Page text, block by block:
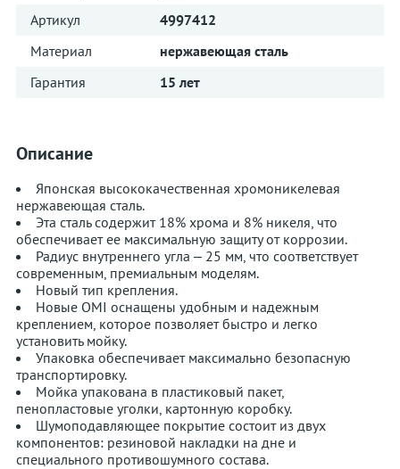
Артикул
4997412
Материал
нержавеющая сталь
Гарантия
15 лет
Описание
Японская высококачественная хромоникелевая
нержавеющая сталь.
Эта сталь содержит 18% хрома и 8% никеля, что
обеспечивает ее максимальную защиту от коррозии.
Радиус внутреннего угла – 25 мм, что соответствует
современным, премиальным моделям.
Новый тип крепления.
Новые OMI оснащены удобным и надежным
креплением, которое позволяет быстро и легко
установить мойку.
Упаковка обеспечивает максимально безопасную
транспортировку.
Мойка упакована в пластиковый пакет,
пенопластовые уголки, картонную коробку.
Шумоподавляющее покрытие состоит из двух
компонентов: резиновой накладки на дне и
специального противошумного состава.